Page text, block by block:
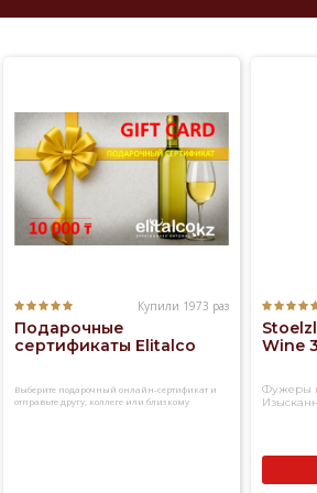
Купили 1973 раз
Подарочные
сертификаты Elitalco
Выберите подарочный онлайн-сертификат и
отправьте другу, коллеге или близкому
Wine
Фужеры